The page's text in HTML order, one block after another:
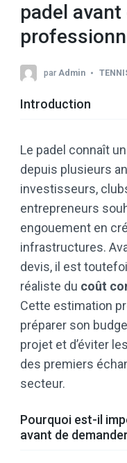
padel
par Admin
Introduction
Le padel connaît
depuis plusieurs
investisseurs,
entrepreneurs
engouement en
infrastructures.
devis, il est
réaliste du coût
Cette estimation
préparer son
projet et d’éviter
des premiers
secteur.
Pourquoi est-il
avant de